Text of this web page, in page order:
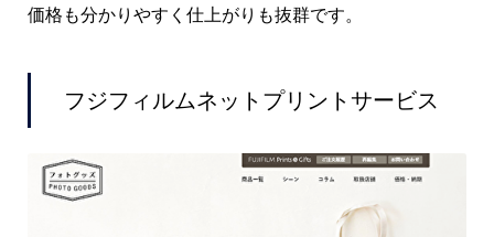
価格も分かりやすく仕上がりも抜群です。
フジフィルムネットプリントサービス